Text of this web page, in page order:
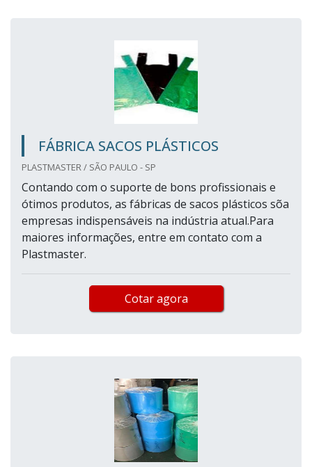
FÁBRICA SACOS PLÁSTICOS
PLASTMASTER / SÃO PAULO - SP
Contando com o suporte de bons profissionais e
ótimos produtos, as fábricas de sacos plásticos sõa
empresas indispensáveis na indústria atual.Para
maiores informações, entre em contato com a
Plastmaster.
Cotar agora